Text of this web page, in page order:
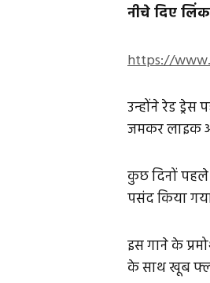
नीचे दिए
https://
उन्होंने रेड
जमकर लाइक
कुछ दिनों पहले
पसंद किया
इस गाने के
के साथ खूब